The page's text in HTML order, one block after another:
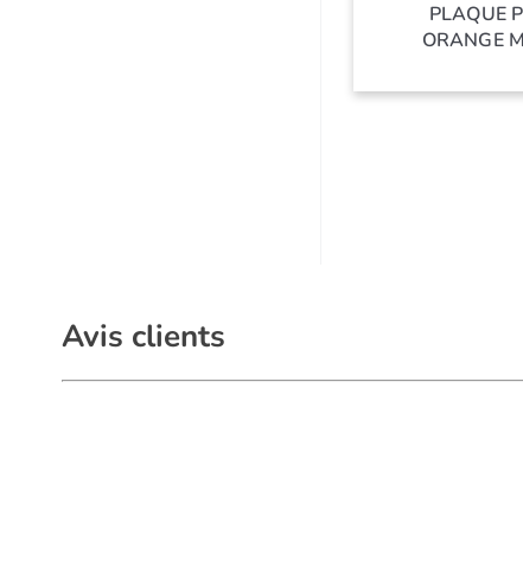
PLAQUE
ORANGE
Avis clients